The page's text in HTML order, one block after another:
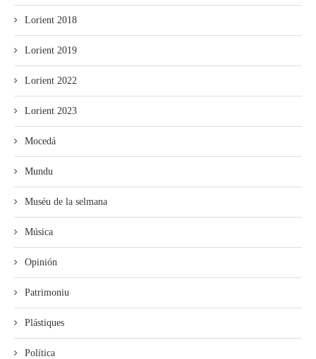
Lorient 2018
Lorient 2019
Lorient 2022
Lorient 2023
Mocedá
Mundu
Muséu de la selmana
Música
Opinión
Patrimoniu
Plástiques
Política